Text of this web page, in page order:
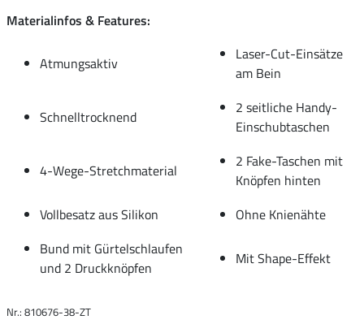
Materialinfos & Features:
Atmungsaktiv
Laser-Cut-Einsätze
am Bein
Schnelltrocknend
2 seitliche Handy-
Einschubtaschen
4-Wege-Stretchmaterial
2 Fake-Taschen mit
Knöpfen hinten
Vollbesatz aus Silikon
Ohne Knienähte
Bund mit Gürtelschlaufen
und 2 Druckknöpfen
Mit Shape-Effekt
Nr.: 810676-38-ZT